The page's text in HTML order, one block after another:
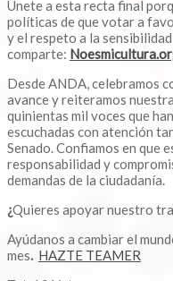
Únete a esta recta final
políticas de que votar a
y el respeto a la
comparte:
Desde ANDA, celebramos
avance y reiteramos
quinientas mil voces que
escuchadas con atención
Senado. Confiamos en que
responsabilidad y
demandas de la ciudadanía.
¿Quieres apoyar nuestro
Ayúdanos a cambiar el
mes. HAZTE TEAMER